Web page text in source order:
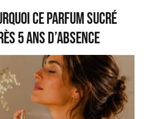
ce parfum sucré
5 ans d’absence